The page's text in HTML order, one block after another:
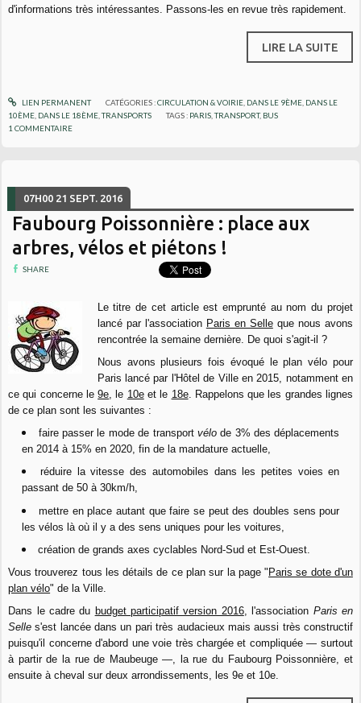
d'informations très intéressantes. Passons-les en revue très rapidement.
LIRE LA SUITE
LIEN PERMANENT CATÉGORIES :CIRCULATION & VOIRIE, DANS LE 9ÈME, DANS LE
10ÈME DANS LE 18ÈME ,TRANSPORTS TAGS : PARIS ,TRANSPORT, BUS
1 COMMENTAIRE
07H00 21 SEPT. 2016
Faubourg Poissonnière : place aux
arbres, vélos et piétons !
SHARE
Le titre de cet article est emprunté au nom du projet
lancé par l'association Paris en Selleque nous avons
rencontrée la semaine dernière. De quoi s'agit-il ?
Nous avons plusieurs fois évoqué le plan vélo pour
Paris lancé par l'Hôtel de Ville en 2015, notamment en
ce qui concerne le9e, le 10eet le 18e. Rappelons que les grandes lignes
de ce plan sont les suivantes :
faire passer le mode de transport vélode 3% des déplacements
en 2014 à 15% en 2020, fin de la mandature actuelle,
réduire la vitesse des automobiles dans les petites voies en
passant de 50 à 30km/h,
mettre en place autant que faire se peut des doubles sens pour
les vélos là où il y a des sens uniques pour les voitures,
création de grands axes cyclables Nord-Sud et Est-Ouest.
Vous trouverez tous les détails de ce plan sur la page " Paris se dote d'un
plan vélo" de la Ville.
Dans le cadre du budget participatif version 2016, l'association Paris en
Selle s'est lancée dans un pari très audacieux mais aussi très constructif
puisqu'il concerne d'abord une voie très chargée et compliquée — surtout
à partir de la rue de Maubeuge —, la rue du Faubourg Poissonnière, et
ensuite à cheval sur deux arrondissements, les 9e et 10e.